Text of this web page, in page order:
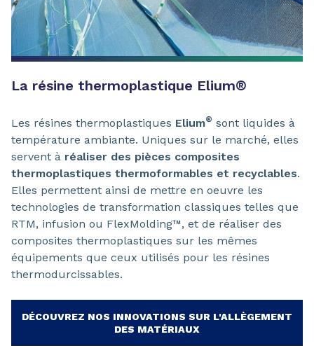
La résine thermoplastique Elium®
Les résines thermoplastiques Elium® sont liquides à
température ambiante. Uniques sur le marché, elles
servent à réaliser des pièces composites
thermoplastiques thermoformables et recyclables.
Elles permettent ainsi de mettre en oeuvre les
technologies de transformation classiques telles que
RTM, infusion ou FlexMolding™, et de réaliser des
composites thermoplastiques sur les mêmes
équipements que ceux utilisés pour les résines
thermodurcissables.
DÉCOUVREZ NOS INNOVATIONS SUR L'ALLÈGEMENT
DES MATÉRIAUX